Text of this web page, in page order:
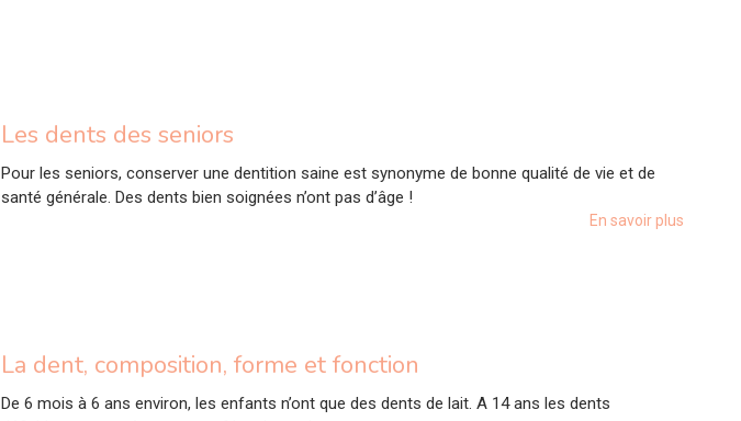
Les dents des seniors
Pour les seniors, conserver une dentition saine est synonyme de bonne qualité de vie et de
santé générale. Des dents bien soignées n’ont pas d’âge !
En savoir plus
La dent, composition, forme et fonction
De 6 mois à 6 ans environ, les enfants n’ont que des dents de lait. A 14 ans les dents